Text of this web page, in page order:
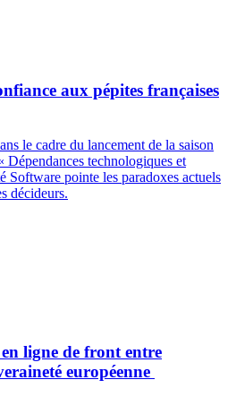
aux pépites françaises
le cadre du lancement de la saison
technologiques et
Software pointe les paradoxes actuels
décideurs.
ligne de front entre
européenne